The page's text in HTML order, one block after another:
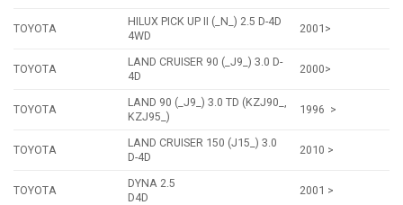
TOYOTA
HILUX PICK UP II (_N_) 2.5 D-4D
4WD
2001>
TOYOTA
LAND CRUISER 90 (_J9_) 3.0 D-
4D
2000>
TOYOTA
LAND 90 (_J9_) 3.0 TD (KZJ90_,
KZJ95_)
1996 >
TOYOTA
LAND CRUISER 150 (J15_) 3.0
D-4D
2010 >
TOYOTA
DYNA 2.5
D4D
2001 >